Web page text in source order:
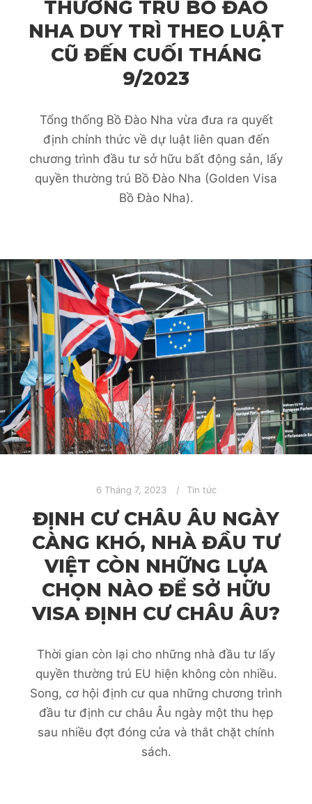
THƯỜNG TRÚ BỒ ĐÀO
NHA DUY TRÌ THEO LUẬT
CŨ ĐẾN CUỐI THÁNG
9/2023
Tổng thống Bồ Đào Nha vừa đưa ra quyết
định chính thức về dự luật liên quan đến
chương trình đầu tư sở hữu bất động sản, lấy
quyền thường trú Bồ Đào Nha (Golden Visa
Bồ Đào Nha).
6 Tháng 7, 2023 Tin tức
ĐỊNH CƯ CHÂU ÂU NGÀY
CÀNG KHÓ, NHÀ ĐẦU TƯ
VIỆT CÒN NHỮNG LỰA
CHỌN NÀO ĐỂ SỞ HỮU
VISA ĐỊNH CƯ CHÂU ÂU?
Thời gian còn lại cho những nhà đầu tư lấy
quyền thường trú EU hiện không còn nhiều.
Song, cơ hội định cư qua những chương trình
đầu tư định cư châu Âu ngày một thu hẹp
sau nhiều đợt đóng cửa và thắt chặt chính
sách.